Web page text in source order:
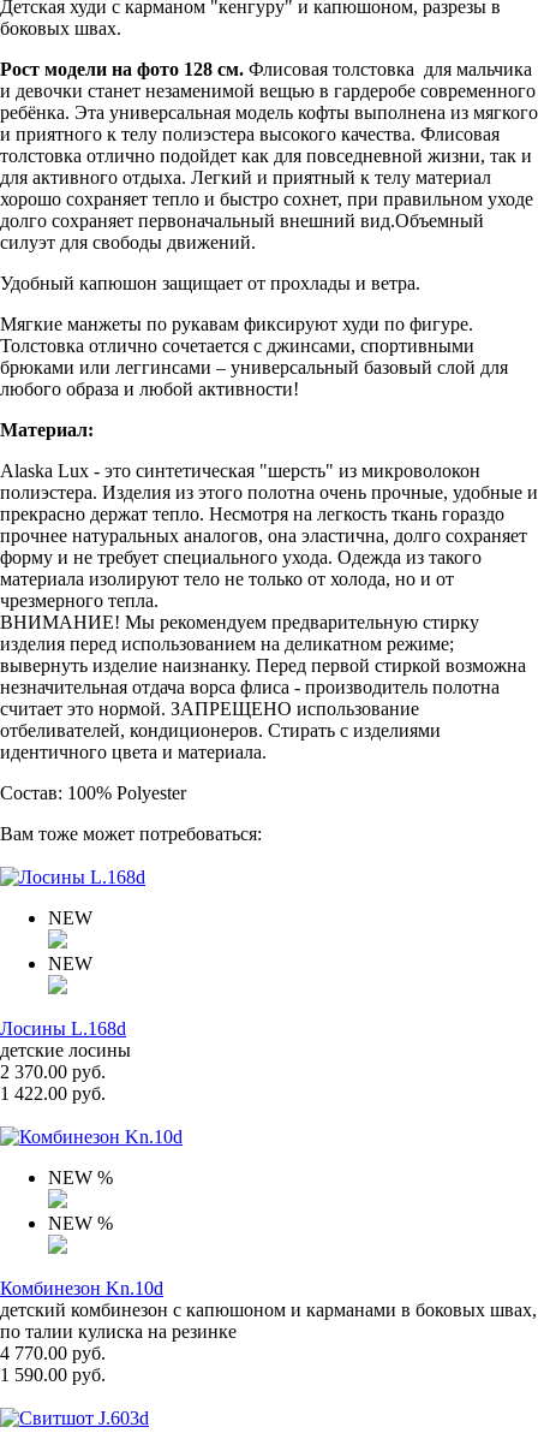
Детская худи с карманом "кенгуру" и капюшоном, разрезы в
боковых швах.
Рост модели на фото 128 см. Флисовая толстовка для мальчика
и девочки станет незаменимой вещью в гардеробе современного
ребёнка. Эта универсальная модель кофты выполнена из мягкого
и приятного к телу полиэстера высокого качества. Флисовая
толстовка отлично подойдет как для повседневной жизни, так и
для активного отдыха. Легкий и приятный к телу материал
хорошо сохраняет тепло и быстро сохнет, при правильном уходе
долго сохраняет первоначальный внешний вид.Объемный
силуэт для свободы движений.
Удобный капюшон защищает от прохлады и ветра.
Мягкие манжеты по рукавам фиксируют худи по фигуре.
Толстовка отлично сочетается с джинсами, спортивными
брюками или леггинсами – универсальный базовый слой для
любого образа и любой активности!
Материал:
Alaska Lux - это синтетическая "шерсть" из микроволокон
полиэстера. Изделия из этого полотна очень прочные, удобные и
прекрасно держат тепло. Несмотря на легкость ткань гораздо
прочнее натуральных аналогов, она эластична, долго сохраняет
форму и не требует специального ухода. Одежда из такого
материала изолируют тело не только от холода, но и от
чрезмерного тепла.
ВНИМАНИЕ! Мы рекомендуем предварительную стирку
изделия перед использованием на деликатном режиме;
вывернуть изделие наизнанку. Перед первой стиркой возможна
незначительная отдача ворса флиса - производитель полотна
считает это нормой. ЗАПРЕЩЕНО использование
отбеливателей, кондиционеров. Стирать с изделиями
идентичного цвета и материала.
Состав: 100% Polyester
Вам тоже может потребоваться:
NEW
NEW
Лосины L.168d
детские лосины
2 370.00 руб.
1 422.00 руб.
NEW %
NEW %
Комбинезон Kn.10d
детский комбинезон с капюшоном и карманами в боковых швах,
по талии кулиска на резинке
4 770.00 руб.
1 590.00 руб.